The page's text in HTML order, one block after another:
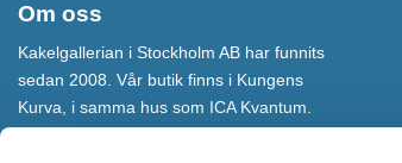
Om oss
Kakelgallerian i Stockholm AB har funnits
sedan 2008. Vår butik finns i Kungens
Kurva, i samma hus som ICA Kvantum.